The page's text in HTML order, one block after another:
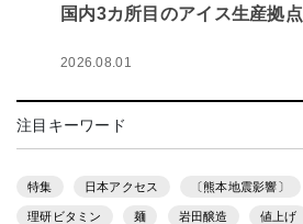
国内3カ所目のアイス生産拠点
2026.08.01
注目キーワード
特集 日本アクセス 〔熊本地震影響〕
理研ビタミン 麺 岩田醸造 値上げ